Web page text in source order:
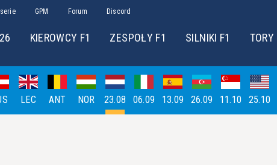
GPM Forum Discord
KIEROWCY F1 ZESPOŁY F1 SILNIKI F1 TORY
LEC ANT NOR 23.08 06.09 13.09 26.09 11.10 25.10